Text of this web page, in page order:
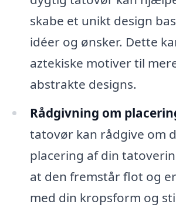
skabe et unikt design
idéer og ønsker. Dette
aztekiske motiver til
abstrakte designs.
Rådgivning om
tatovør kan rådgive om
placering af din
at den fremstår flot og
med din kropsform og